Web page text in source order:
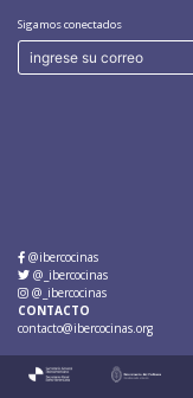
Sigamos conectados
@ibercocinas
@_ibercocinas
@_ibercocinas
CONTACTO
contacto@ibercocinas.org